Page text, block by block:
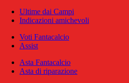
Ultime dai Campi
Indicazioni amichevoli
Voti Fantacalcio
Assist
Asta Fantacalcio
Asta di riparazione